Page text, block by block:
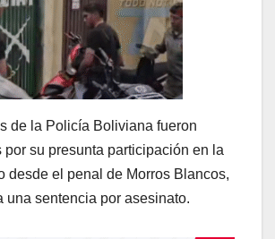
de la Policía Boliviana fueron
por su presunta participación en la
desde el penal de Morros Blancos,
una sentencia por asesinato.